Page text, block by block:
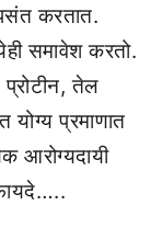
करतात.
समावेश करतो.
तेल
प्रमाणात
आरोग्यदायी